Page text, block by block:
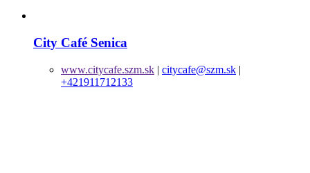
City Café Senica
www.citycafe.szm.sk | citycafe@szm.sk |
+421911712133